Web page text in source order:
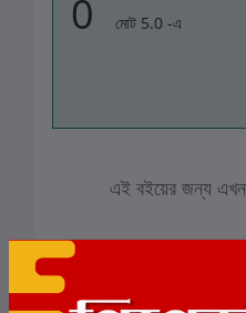
0 মোট 5.0 -এ
এই বইয়ের জন্য
সংশ্লিষ্ট বই